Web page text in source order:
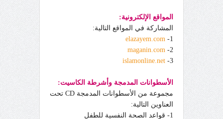
المواقع الإلكترونية:
المشاركة في المواقع التالية:
1-
2-
maganin.com
3-
islamonline.net
الأسطوانات المدمجة وأشرطة الكاسيت:
مجموعة من الأسطوانات المدمجة CD تحت
العناوين التالية:
1- قواعد الصحة النفسية للطفل